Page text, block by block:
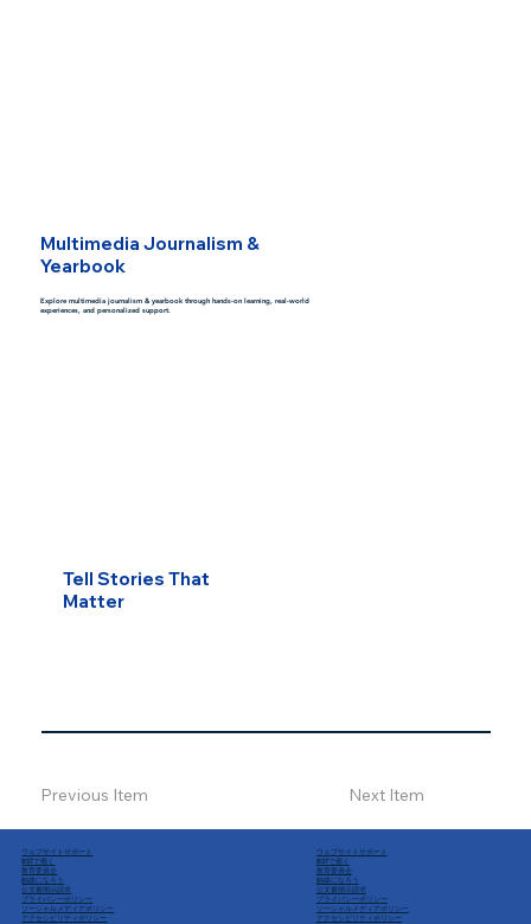
Multimedia Journalism &
Yearbook
Explore multimedia journalism & yearbook through hands-on learning, real-world
experiences, and personalized support.
Tell Stories That
Matter
Previous Item Next Item
ウェブサイトサポート
BSTで働く
教育委員会
触媒になろう
公文書開示請求
プライバシーポリシー
ソーシャルメディアポリシー
アクセシビリティポリシー
ウェブサイトサポート
BSTで働く
教育委員会
触媒になろう
公文書開示請求
プライバシーポリシー
ソーシャルメディアポリシー
アクセシビリティポリシー